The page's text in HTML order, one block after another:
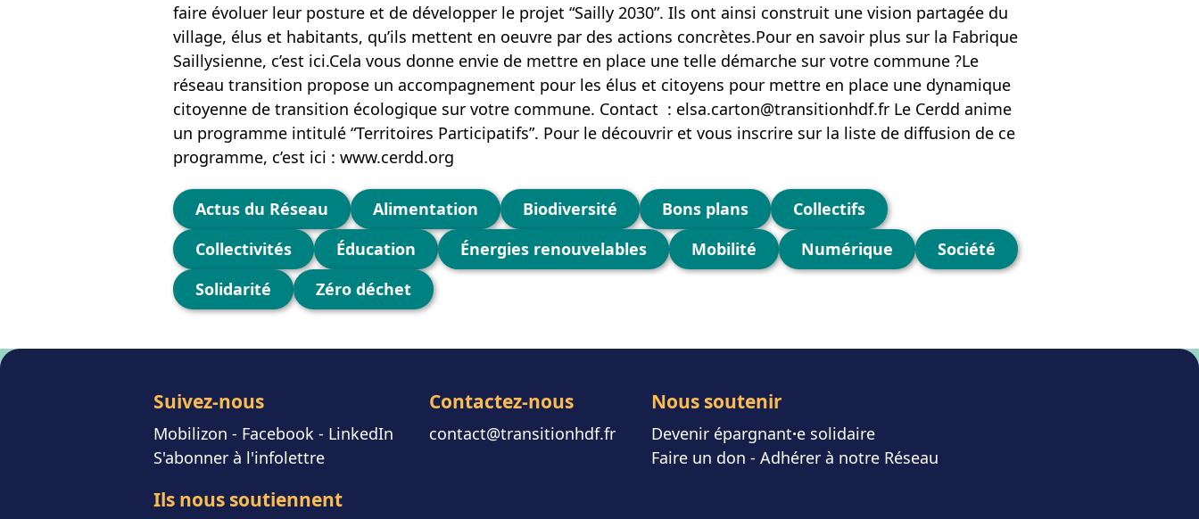
faire évoluer leur posture et de développer le projet “Sailly 2030”. Ils ont ainsi construit une vision partagée du
village, élus et habitants, qu’ils mettent en oeuvre par des actions concrètes.Pour en savoir plus sur la Fabrique
Saillysienne, c’est ici.Cela vous donne envie de mettre en place une telle démarche sur votre commune ?Le
réseau transition propose un accompagnement pour les élus et citoyens pour mettre en place une dynamique
citoyenne de transition écologique sur votre commune. Contact : elsa.carton@transitionhdf.fr Le Cerdd anime
un programme intitulé “Territoires Participatifs”. Pour le découvrir et vous inscrire sur la liste de diffusion de ce
programme, c’est ici : www.cerdd.org
Catégories
Actus du Réseau Alimentation Biodiversité Bons plans
Collectifs
Collectivités
Éducation Énergies renouvelables Mobilité Numérique
Société
Solidarité
Zéro déchet
Suivez-nous
Mobilizon - Facebook - LinkedIn
S'abonner à l'infolettre
Contactez-nous
contact@transitionhdf.fr
Nous soutenir
Devenir épargnant⸱e solidaire
Faire un don - Adhérer à notre Réseau
Ils nous soutiennent